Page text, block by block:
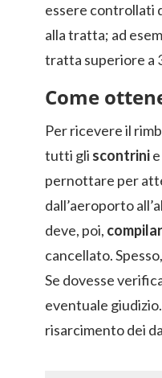
essere controllati
alla tratta; ad
tratta superiore a
Come
Per ricevere il
tutti gli scontrini
pernottare per
dall’aeroporto
deve, poi,
cancellato.
Se dovesse
eventuale
risarcimento dei